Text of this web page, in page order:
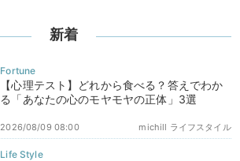
新着
【心理テスト】どれから食べる？答えでわか
る「あなたの心のモヤモヤの正体」3選
michill ライフスタイル
2026/08/09 08:00